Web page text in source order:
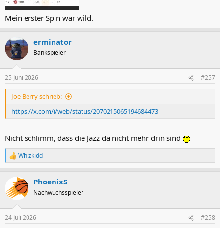
Mein erster Spin war wild.
erminator
Bankspieler
25 Juni 2026 #257
Joe Berry schrieb:
https://x.com/i/web/status/2070215065194684473
Nicht schlimm, dass die Jazz da nicht mehr drin sind
R
e
t
i
e
Whizkidd
PhoenixS
Nachwuchsspieler
24 Juli 2026 #258